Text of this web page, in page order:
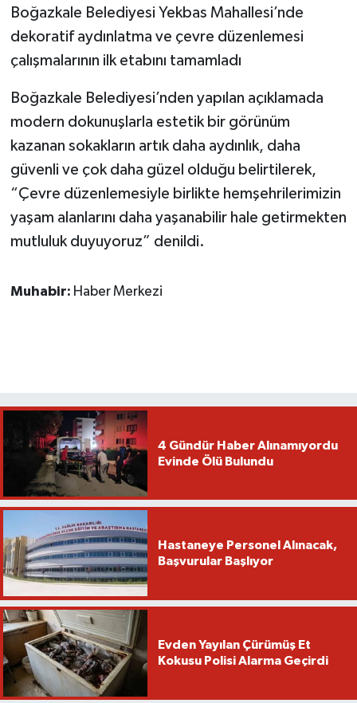
Boğazkale Belediyesi Yekbas Mahallesi’nde
dekoratif aydınlatma ve çevre düzenlemesi
çalışmalarının ilk etabını tamamladı
Boğazkale Belediyesi’nden yapılan açıklamada
modern dokunuşlarla estetik bir görünüm
kazanan sokakların artık daha aydınlık, daha
güvenli ve çok daha güzel olduğu belirtilerek,
“Çevre düzenlemesiyle birlikte hemşehrilerimizin
yaşam alanlarını daha yaşanabilir hale getirmekten
mutluluk duyuyoruz” denildi.
Muhabir: Haber Merkezi
4 Gündür Haber Alınamıyordu
Evinde Ölü Bulundu
Hastaneye Personel Alınacak,
Başvurular Başlıyor
Evden Yayılan Çürümüş Et
Kokusu Polisi Alarma Geçirdi